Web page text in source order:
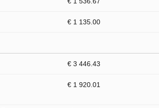
€ 1 135.00
€ 3 446.43
€ 1 920.01